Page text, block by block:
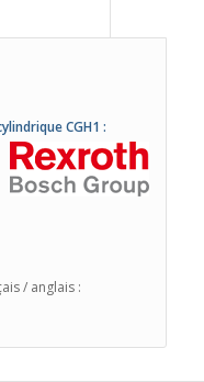
Avis (0)
CGH1 :
/ anglais :